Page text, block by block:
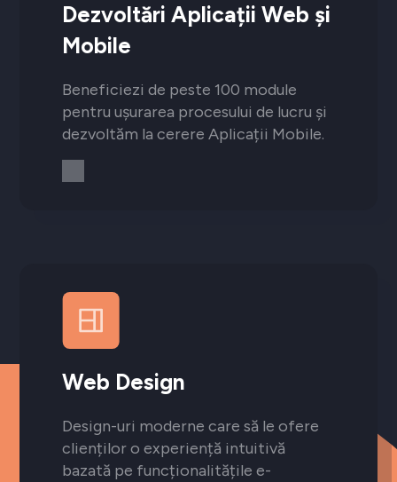
Dezvoltări Aplicații Web și
Mobile
Beneficiezi de peste 100 module
pentru ușurarea procesului de lucru și
dezvoltăm la cerere Aplicații Mobile.
Web Design
Design-uri moderne care să le ofere
clienților o experiență intuitivă
bazată pe funcționalitățile e-